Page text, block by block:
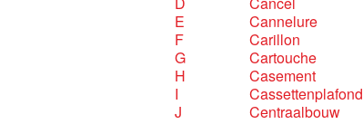
E
F
G
H
I
J
Cannelure
Carillon
Cartouche
Casement
Cassettenplafond
Centraalbouw